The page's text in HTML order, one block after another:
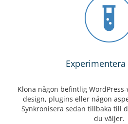
Experimentera
Klona någon befintlig
design, plugins eller någon
Synkronisera sedan tillbaka till
du väljer.